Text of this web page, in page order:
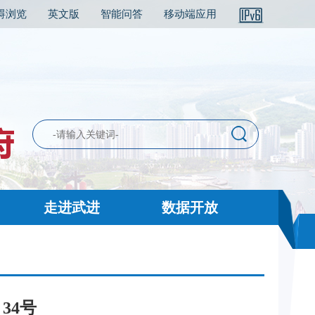
浏览 英文版 智能问答 移动端应用
走进武进 数据开放
号